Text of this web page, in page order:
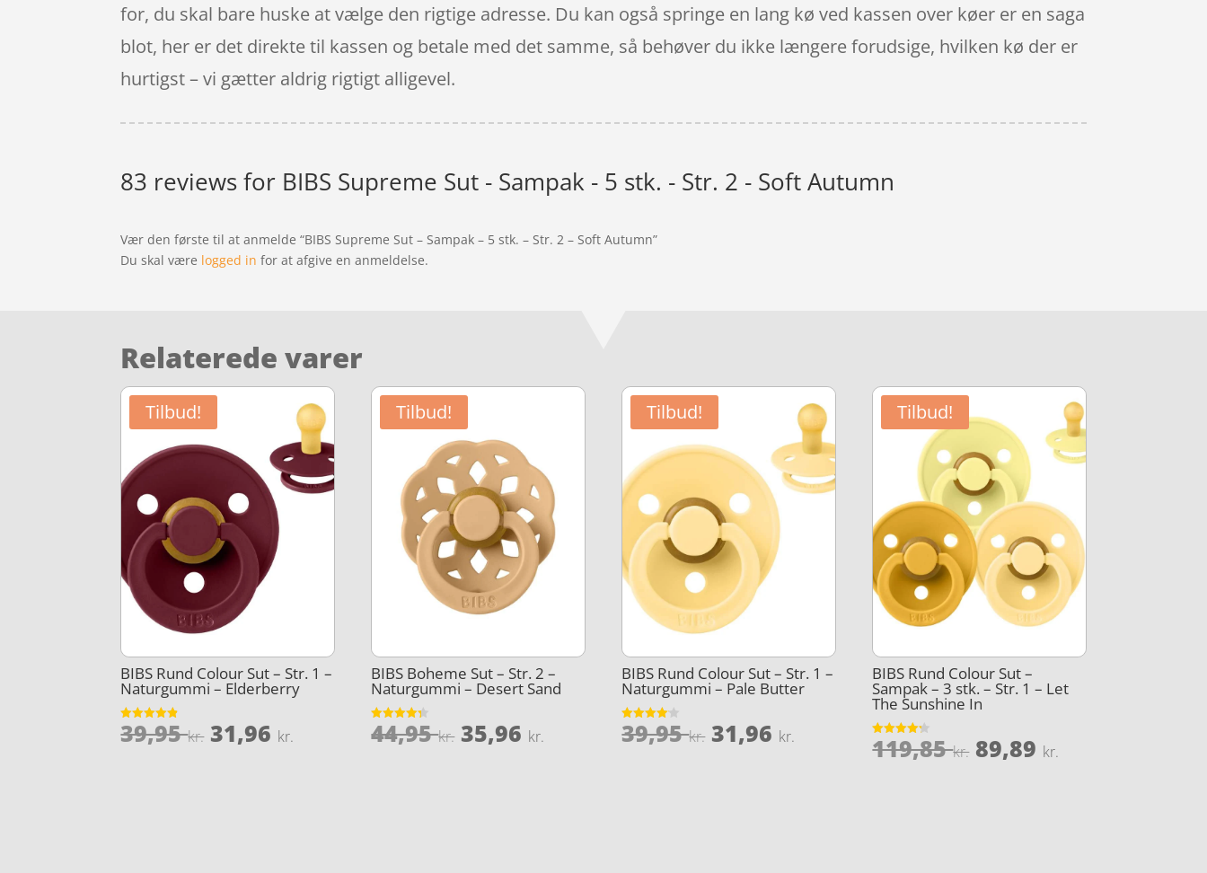
for, du skal bare huske at vælge den rigtige adresse. Du kan også springe en lang kø ved kassen over køer er en saga
blot, her er det direkte til kassen og betale med det samme, så behøver du ikke længere forudsige, hvilken kø der er
hurtigst – vi gætter aldrig rigtigt alligevel.
83 reviews for BIBS Supreme Sut - Sampak - 5 stk. - Str. 2 - Soft Autumn
Vær den første til at anmelde “BIBS Supreme Sut – Sampak – 5 stk. – Str. 2 – Soft Autumn”
Du skal være logged in for at afgive en anmeldelse.
Relaterede varer
Tilbud!
BIBS Rund Colour Sut – Str. 1 –
Naturgummi – Elderberry
Vurderet
4.8
39,95kr. Den
31,96 kr.
Tilbud!
BIBS Boheme Sut – Str. 2 –
Naturgummi – Desert Sand
Vurderet
4.3
44,95kr. Den
35,96 kr.
Tilbud!
BIBS Rund Colour Sut – Str. 1 –
Naturgummi – Pale Butter
Vurderet
4.1
39,95kr. Den
31,96 kr.
aktuelle
Tilbud!
BIBS Rund Colour Sut –
Sampak – 3 stk. – Str. 1 – Let
The Sunshine In
Vurderet
119,85kr. Den
89,89 kr.